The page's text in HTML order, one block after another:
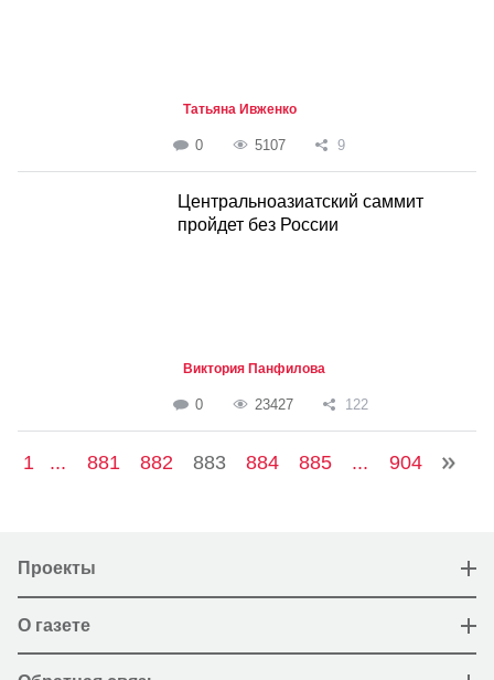
Татьяна Ивженко
0 5107 9
Центральноазиатский саммит
пройдет без России
Виктория Панфилова
0 23427 122
1 ... 881 882 883 884 885 ... 904
Проекты
О газете